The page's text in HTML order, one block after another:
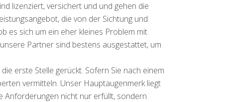
lizenziert, versichert und und gehen die
die von der Sichtung und
es sich um ein eher kleines Problem mit
Partner sind bestens ausgestattet, um
erste Stelle gerückt. Sofern Sie nach einem
vermitteln. Unser Hauptaugenmerk liegt
Anforderungen nicht nur erfüllt, sondern